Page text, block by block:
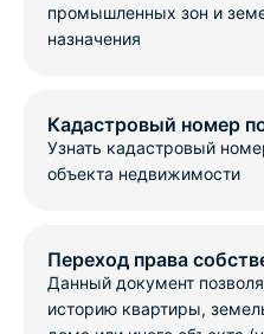
промышленных зон и
назначения
Кадастровый номер
Узнать кадастровый
объекта недвижимости
Переход права
Данный документ
историю квартиры,